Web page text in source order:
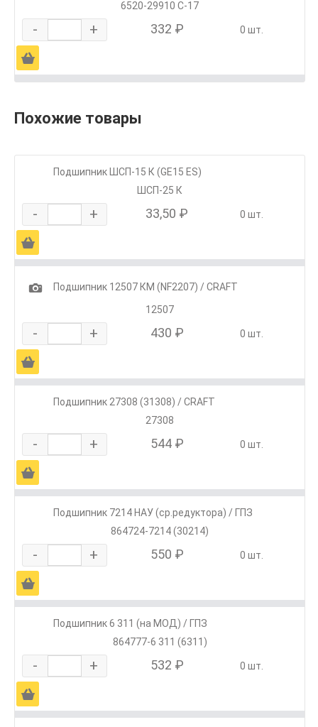
6520-29910 С-17
- + 332 ₽ 0 шт.
Ä
Похожие товары
Подшипник ШСП-15 К (GE15 ES)
ШСП-25 К
- + 33,50 ₽ 0 шт.
Ä
1
Подшипник 12507 КМ (NF2207) / CRAFT
12507
- + 430 ₽ 0 шт.
Ä
Подшипник 27308 (31308) / CRAFT
27308
- + 544 ₽ 0 шт.
Ä
Подшипник 7214 НАУ (ср.редуктора) / ГПЗ
864724-7214 (30214)
- + 550 ₽ 0 шт.
Ä
Подшипник 6 311 (на МОД) / ГПЗ
864777-6 311 (6311)
- + 532 ₽ 0 шт.
Ä